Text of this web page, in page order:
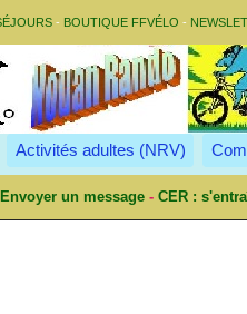
- BOUTIQUE FFVÉLO -
Activités adultes (NRV)
Envoyer un message- CER :